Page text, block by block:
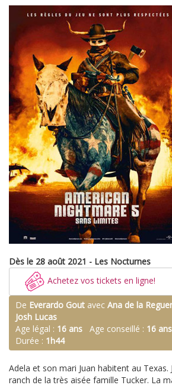
Dès le 28 août 2021 - Les Nocturnes
Achetez vos tickets en ligne!
De Everardo Gout avec Ana de la
Josh Lucas
Age légal : 16 ans Age conseillé : 16 ans
Durée : 1h44
Adela et son mari Juan habitent au Texas.
ranch de la très aisée famille Tucker. La